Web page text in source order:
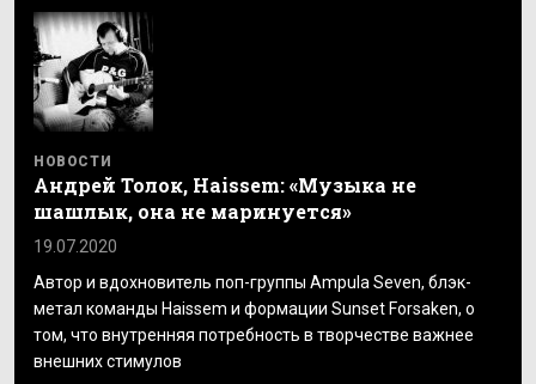
НОВОСТИ
Андрей Толок, Haissem: «Музыка не
шашлык, она не маринуется»
19.07.2020
Автор и вдохновитель поп-группы Ampula Seven, блэк-
метал команды Haissem и формации Sunset Forsaken, о
том, что внутренняя потребность в творчестве важнее
внешних стимулов